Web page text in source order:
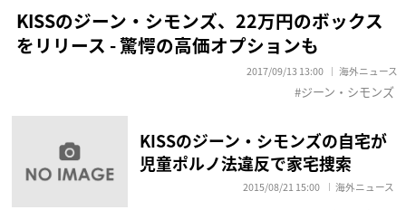
KISSのジーン・シモンズ、22万円のボックス
をリリース - 驚愕の高価オプションも
2017/09/13 13:00 海外ニュース
ジーン・シモンズ
KISSのジーン・シモンズの自宅が
児童ポルノ法違反で家宅捜索
2015/08/21 15:00 海外ニュース